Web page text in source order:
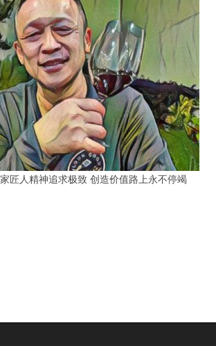
匠人精神追求极致 创造价值路上永不停竭